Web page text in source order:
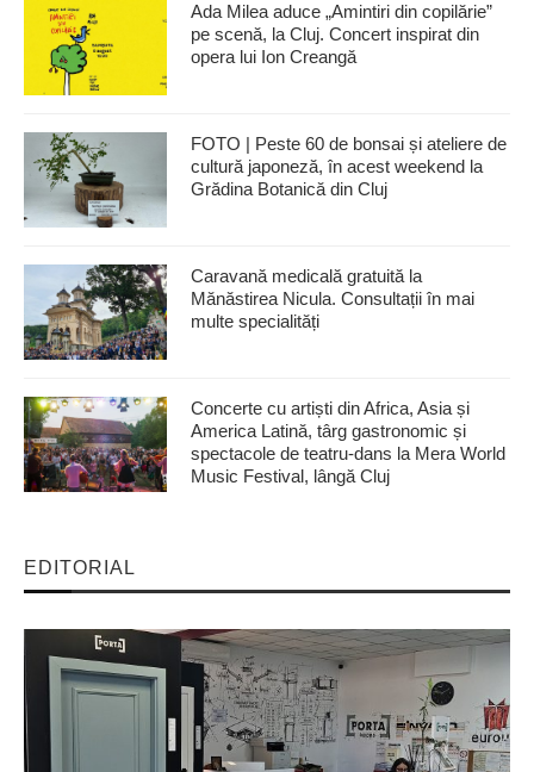
Ada Milea aduce „Amintiri din copilărie”
pe scenă, la Cluj. Concert inspirat din
opera lui Ion Creangă
FOTO | Peste 60 de bonsai și ateliere de
cultură japoneză, în acest weekend la
Grădina Botanică din Cluj
Caravană medicală gratuită la
Mănăstirea Nicula. Consultații în mai
multe specialități
Concerte cu artiști din Africa, Asia și
America Latină, târg gastronomic și
spectacole de teatru-dans la Mera World
Music Festival, lângă Cluj
EDITORIAL